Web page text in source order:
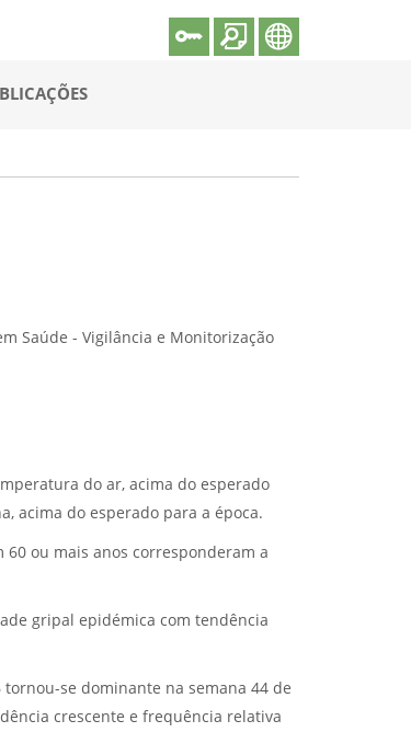
Saúde - Vigilância e Monitorização
do ar, acima do esperado
acima do esperado para a época.
60 ou mais anos corresponderam a
gripal epidémica com tendência
tornou-se dominante na semana 44 de
crescente e frequência relativa